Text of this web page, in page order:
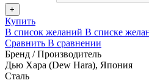
+
Купить
В список желаний В списке
Сравнить В сравнении
Бренд / Производитель
Дью Хара (Dew Hara), Япония
Сталь